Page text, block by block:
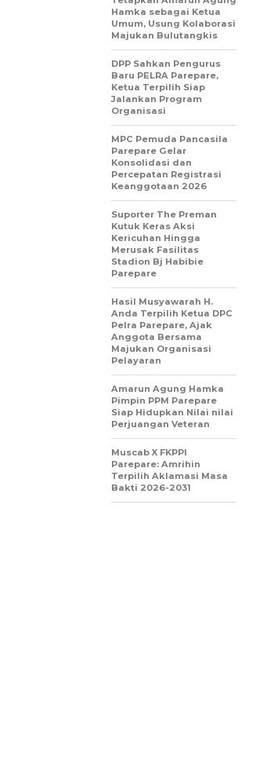
Hamka sebagai Ketua
Umum, Usung Kolaborasi
Majukan Bulutangkis
DPP Sahkan Pengurus
Baru PELRA Parepare,
Ketua Terpilih Siap
Jalankan Program
Organisasi
MPC Pemuda Pancasila
Parepare Gelar
Konsolidasi dan
Percepatan Registrasi
Keanggotaan 2026
Suporter The Preman
Kutuk Keras Aksi
Kericuhan Hingga
Merusak Fasilitas
Stadion Bj Habibie
Parepare
Hasil Musyawarah H.
Anda Terpilih Ketua DPC
Pelra Parepare, Ajak
Anggota Bersama
Majukan Organisasi
Pelayaran
Amarun Agung Hamka
Pimpin PPM Parepare
Siap Hidupkan Nilai nilai
Perjuangan Veteran
Muscab X FKPPI
Parepare: Amrihin
Terpilih Aklamasi Masa
Bakti 2026-2031